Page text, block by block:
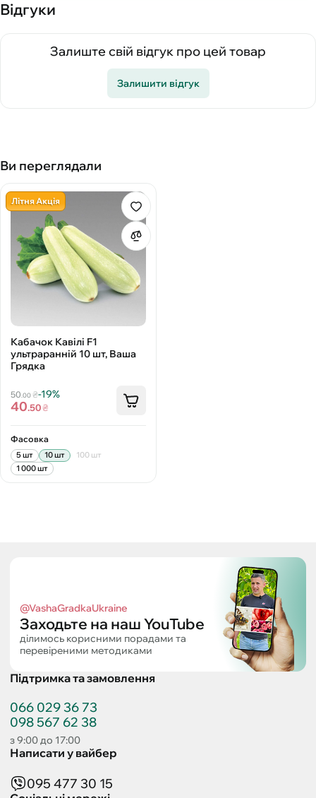
Відгуки
Залиште свій відгук про цей товар
Залишити відгук
Ви переглядали
Літня Акція
Кабачок Кавілі F1
ультраранній 10 шт, Ваша
Грядка
50 .00₴-19%
40.50₴
Фасовка
5 шт 10 шт
100 шт
1 000 шт
@VashaGradkaUkraine
Заходьте на наш YouTube
ділимось корисними порадами та
перевіреними методиками
Підтримка та замовлення
066 029 36 73
098 567 62 38
з 9:00 до 17:00
Написати у вайбер
095 477 30 15